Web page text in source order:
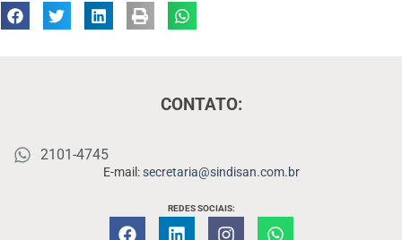
CONTATO:
2101-4745
E-mail:secretaria@sindisan.com.br
REDES SOCIAIS: